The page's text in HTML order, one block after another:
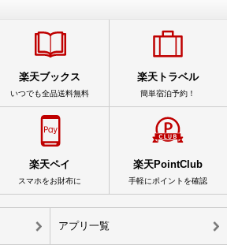
楽天ブックス
いつでも全品送料無料
楽天トラベル
簡単宿泊予約！
楽天ペイ
スマホをお財布に
楽天PointClub
手軽にポイントを確認
アプリ一覧